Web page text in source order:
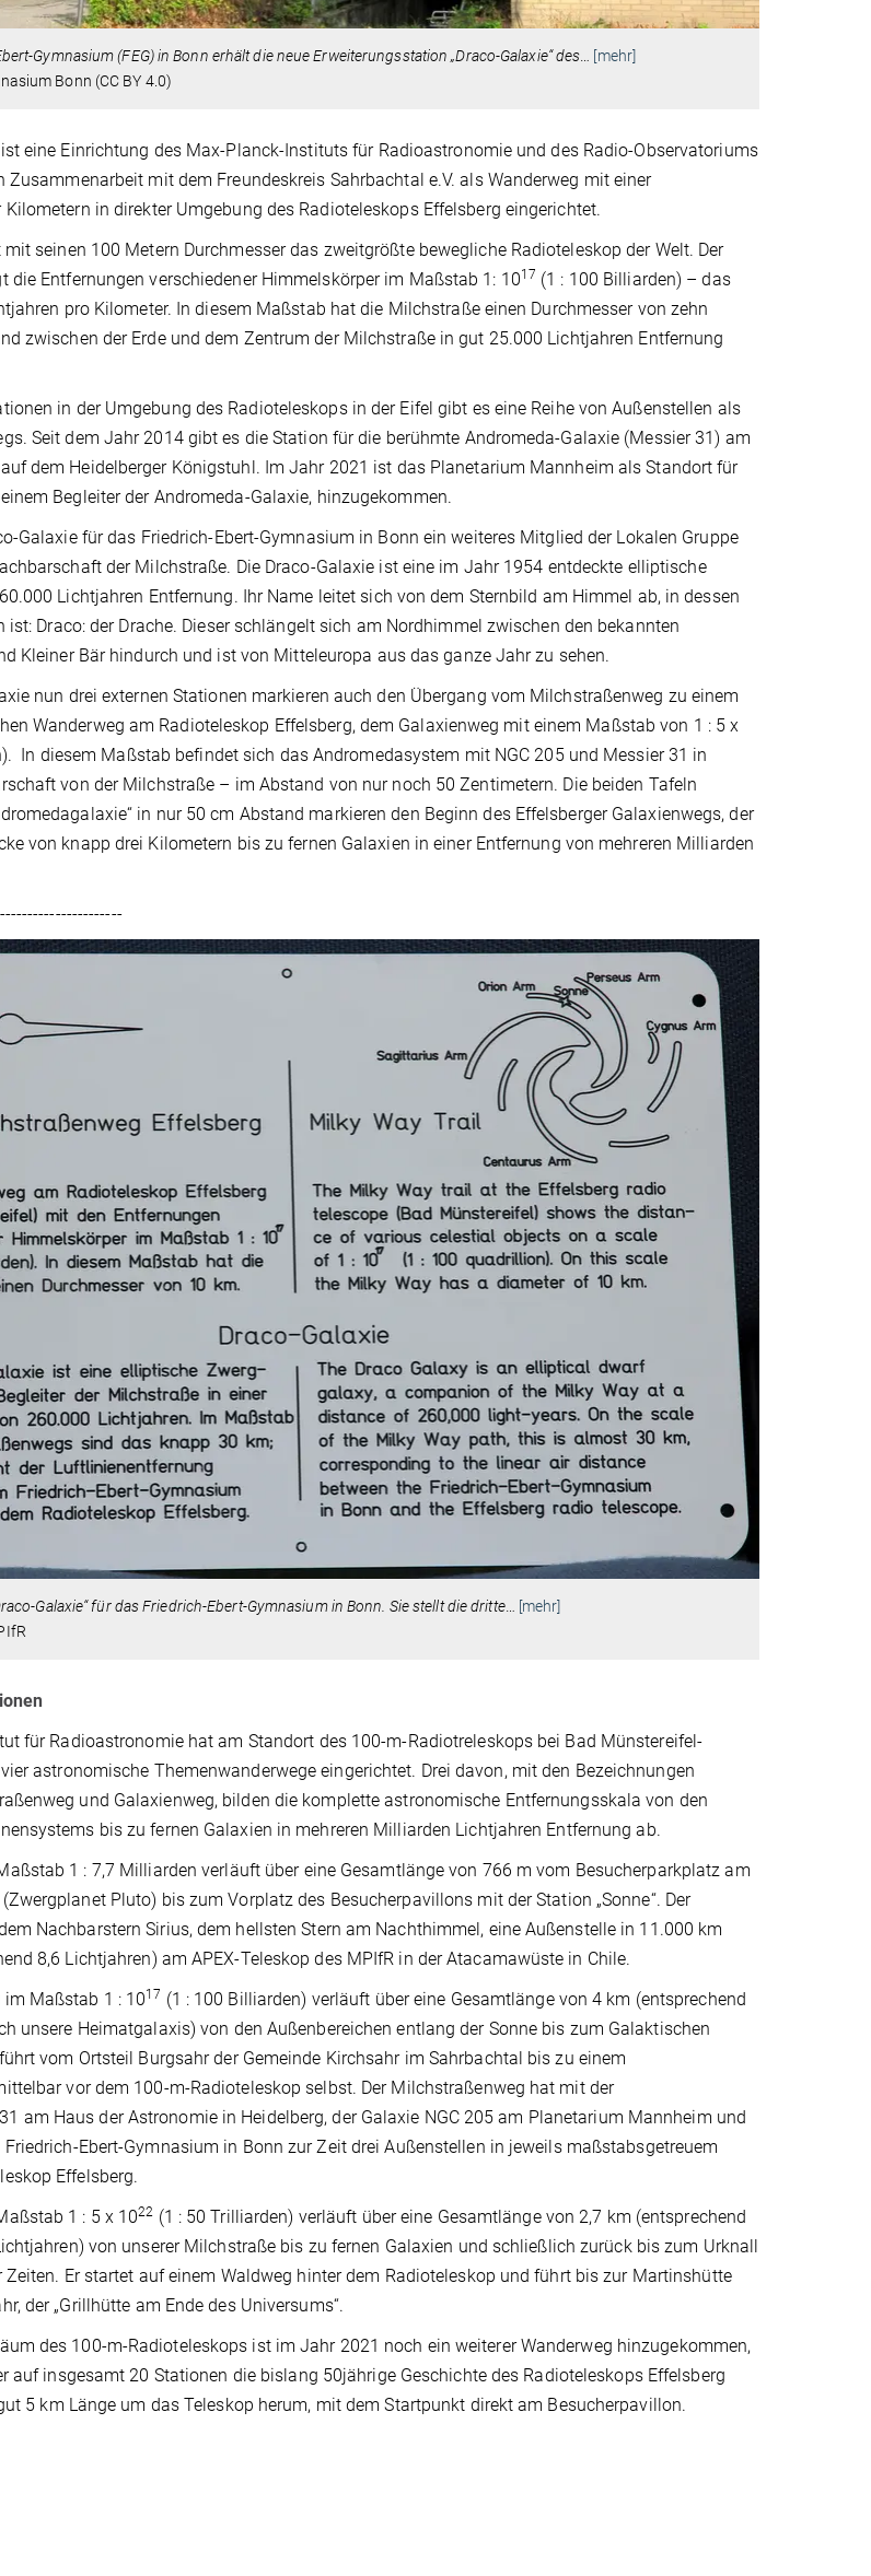
Gymnasium (FEG) in Bonn erhält die neue Erweiterungsstation „Draco-Galaxie“ des… [mehr]
Bonn (CC BY 4.0)
eine Einrichtung des Max-Planck-Instituts für Radioastronomie und des Radio-Observatoriums
Zusammenarbeit mit dem Freundeskreis Sahrbachtal e.V. als Wanderweg mit einer
in direkter Umgebung des Radioteleskops Effelsberg eingerichtet.
seinen 100 Metern Durchmesser das zweitgrößte bewegliche Radioteleskop der Welt. Der
die Entfernungen verschiedener Himmelskörper im Maßstab 1: 1017 (1 : 100 Billiarden) – das
pro Kilometer. In diesem Maßstab hat die Milchstraße einen Durchmesser von zehn
zwischen der Erde und dem Zentrum der Milchstraße in gut 25.000 Lichtjahren Entfernung
in der Umgebung des Radioteleskops in der Eifel gibt es eine Reihe von Außenstellen als
Seit dem Jahr 2014 gibt es die Station für die berühmte Andromeda-Galaxie (Messier 31) am
dem Heidelberger Königstuhl. Im Jahr 2021 ist das Planetarium Mannheim als Standort für
Begleiter der Andromeda-Galaxie, hinzugekommen.
Galaxie für das Friedrich-Ebert-Gymnasium in Bonn ein weiteres Mitglied der Lokalen Gruppe
der Milchstraße. Die Draco-Galaxie ist eine im Jahr 1954 entdeckte elliptische
Lichtjahren Entfernung. Ihr Name leitet sich von dem Sternbild am Himmel ab, in dessen
ist: Draco: der Drache. Dieser schlängelt sich am Nordhimmel zwischen den bekannten
Kleiner Bär hindurch und ist von Mitteleuropa aus das ganze Jahr zu sehen.
nun drei externen Stationen markieren auch den Übergang vom Milchstraßenweg zu einem
Wanderweg am Radioteleskop Effelsberg, dem Galaxienweg mit einem Maßstab von 1 : 5 x
In diesem Maßstab befindet sich das Andromedasystem mit NGC 205 und Messier 31 in
von der Milchstraße – im Abstand von nur noch 50 Zentimetern. Die beiden Tafeln
in nur 50 cm Abstand markieren den Beginn des Effelsberger Galaxienwegs, der
von knapp drei Kilometern bis zu fernen Galaxien in einer Entfernung von mehreren Milliarden
Galaxie“ für das Friedrich-Ebert-Gymnasium in Bonn. Sie stellt die dritte…
[mehr]
für Radioastronomie hat am Standort des 100-m-Radiotreleskops bei Bad Münstereifel-
astronomische Themenwanderwege eingerichtet. Drei davon, mit den Bezeichnungen
und Galaxienweg, bilden die komplette astronomische Entfernungsskala von den
bis zu fernen Galaxien in mehreren Milliarden Lichtjahren Entfernung ab.
1 : 7,7 Milliarden verläuft über eine Gesamtlänge von 766 m vom Besucherparkplatz am
Pluto) bis zum Vorplatz des Besucherpavillons mit der Station „Sonne“. Der
Nachbarstern Sirius, dem hellsten Stern am Nachthimmel, eine Außenstelle in 11.000 km
8,6 Lichtjahren) am APEX-Teleskop des MPIfR in der Atacamawüste in Chile.
im Maßstab 1 : 1017 (1 : 100 Billiarden) verläuft über eine Gesamtlänge von 4 km (entsprechend
unsere Heimatgalaxis) von den Außenbereichen entlang der Sonne bis zum Galaktischen
vom Ortsteil Burgsahr der Gemeinde Kirchsahr im Sahrbachtal bis zu einem
vor dem 100-m-Radioteleskop selbst. Der Milchstraßenweg hat mit der
am Haus der Astronomie in Heidelberg, der Galaxie NGC 205 am Planetarium Mannheim und
Friedrich-Ebert-Gymnasium in Bonn zur Zeit drei Außenstellen in jeweils maßstabsgetreuem
Effelsberg.
1 : 5 x 1022 (1 : 50 Trilliarden) verläuft über eine Gesamtlänge von 2,7 km (entsprechend
von unserer Milchstraße bis zu fernen Galaxien und schließlich zurück bis zum Urknall
Zeiten. Er startet auf einem Waldweg hinter dem Radioteleskop und führt bis zur Martinshütte
der „Grillhütte am Ende des Universums“.
des 100-m-Radioteleskops ist im Jahr 2021 noch ein weiterer Wanderweg hinzugekommen,
auf insgesamt 20 Stationen die bislang 50jährige Geschichte des Radioteleskops Effelsberg
5 km Länge um das Teleskop herum, mit dem Startpunkt direkt am Besucherpavillon.